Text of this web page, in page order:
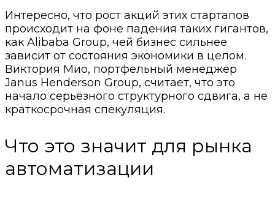
Интересно, что рост акций этих стартапов
происходит на фоне падения таких гигантов,
как Alibaba Group, чей бизнес сильнее
зависит от состояния экономики в целом.
Виктория Мио, портфельный менеджер
Janus Henderson Group, считает, что это
начало серьёзного структурного сдвига, а не
краткосрочная спекуляция.
Что это значит для рынка
автоматизации